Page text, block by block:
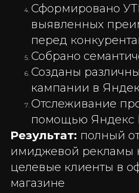
Сформировано
выявленных
перед
Собрано
Созданы
кампании в
Отслеживание
помощью Яндекс
Результат: полный
имиджевой рекламы
целевые клиенты в
магазине